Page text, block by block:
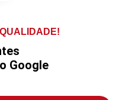
QUALIDADE!
Google